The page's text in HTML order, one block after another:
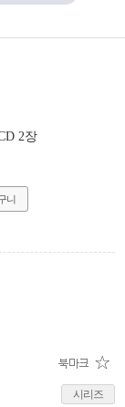
2장
니
시리즈